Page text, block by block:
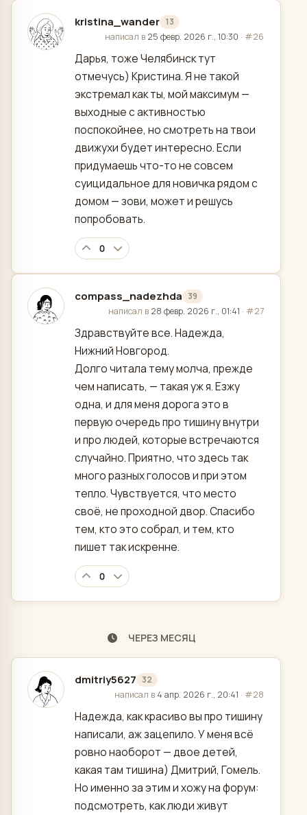
kristina_wander 13
отредактировано
написал в 25 февр. 2026 г., 10:30 · #26
Дарья, тоже Челябинск тут
отмечусь) Кристина. Я не такой
экстремал как ты, мой максимум —
выходные с активностью
поспокойнее, но смотреть на твои
движухи будет интересно. Если
придумаешь что-то не совсем
суицидальное для новичка рядом с
домом — зови, может и решусь
попробовать.
0
compass_nadezhda 39
отредактировано
написал в 28 февр. 2026 г., 01:41 · #27
Здравствуйте все. Надежда,
Нижний Новгород.
Долго читала тему молча, прежде
чем написать, — такая уж я. Езжу
одна, и для меня дорога это в
первую очередь про тишину внутри
и про людей, которые встречаются
случайно. Приятно, что здесь так
много разных голосов и при этом
тепло. Чувствуется, что место
своё, не проходной двор. Спасибо
тем, кто это собрал, и тем, кто
пишет так искренне.
0
ЧЕРЕЗ МЕСЯЦ
dmitriy5627 32
отредактировано
написал в 4 апр. 2026 г., 20:41 · #28
Надежда, как красиво вы про тишину
написали, аж зацепило. У меня всё
ровно наоборот — двое детей,
какая там тишина) Дмитрий, Гомель.
Но именно за этим и хожу на форум:
подсмотреть, как люди живут